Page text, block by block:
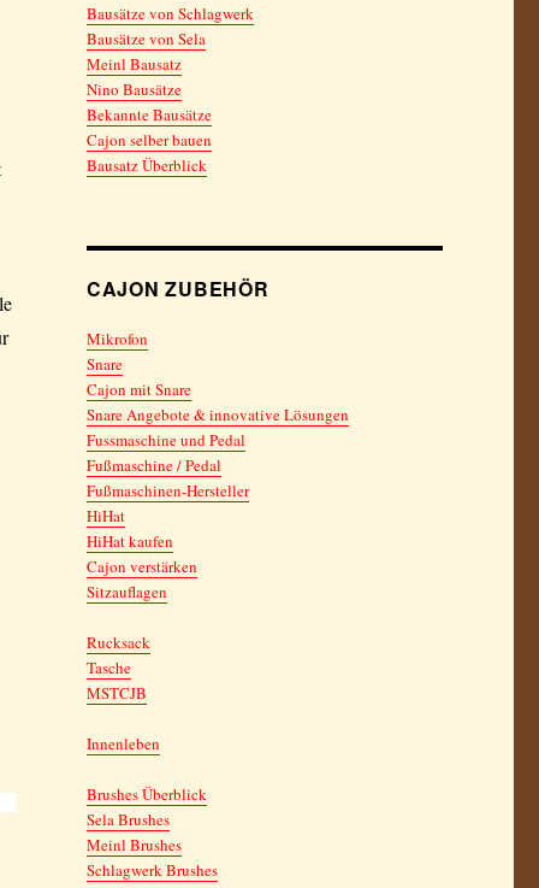
Bausätze von Schlagwerk
Bausätze von Sela
Meinl Bausatz
Nino Bausätze
Bekannte Bausätze
Cajon selber bauen
Bausatz Überblick
CAJON ZUBEHÖR
Mikrofon
Snare
Cajon mit Snare
Snare Angebote & innovative Lösungen
Fussmaschine und Pedal
Fußmaschine / Pedal
Fußmaschinen-Hersteller
HiHat
HiHat kaufen
Cajon verstärken
Sitzauflagen
Rucksack
Tasche
MSTCJB
Innenleben
Brushes Überblick
Sela Brushes
Meinl Brushes
Schlagwerk Brushes